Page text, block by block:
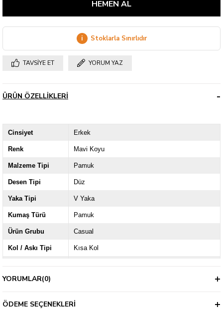
i Stoklarla Sınırlıdır
TAVSIYE ET YORUM YAZ
ÜRÜN ÖZELLIKLERI
Cinsiyet Erkek
Renk Mavi Koyu
Malzeme Tipi Pamuk
Desen Tipi Düz
Yaka Tipi V Yaka
Kumaş Türü Pamuk
Ürün Grubu Casual
Kol / Askı Tipi Kısa Kol
Kapama Şekli
YORUMLAR(0)
ÖDEME SEÇENEKLERI